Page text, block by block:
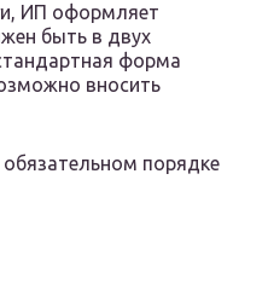
ИП оформляет
быть в двух
форма
вносить
порядке